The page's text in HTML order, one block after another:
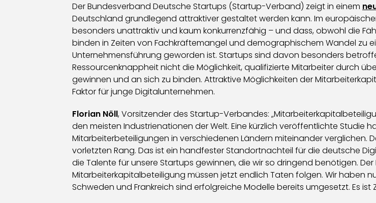
Der Bundesverband Deutsche Startups (Startup-Verband) zeigt in einem
Deutschland grundlegend attraktiver gestaltet werden kann. Im
besonders unattraktiv und kaum konkurrenzfähig – und dass, obwohl die
binden in Zeiten von Fachkräftemangel und demographischem Wandel zu
Unternehmensführung geworden ist. Startups sind davon besonders
Ressourcenknappheit nicht die Möglichkeit, qualifizierte Mitarbeiter durch
gewinnen und an sich zu binden. Attraktive Möglichkeiten der
Faktor für junge Digitalunternehmen.
Florian Nöll, Vorsitzender des Startup-Verbandes:
den meisten Industrienationen der Welt. Eine kürzlich veröffentlichte Studie
Mitarbeiterbeteiligungen in verschiedenen Ländern miteinander verglichen.
vorletzten Rang. Das ist ein handfester Standortnachteil für die deutsche
die Talente für unsere Startups gewinnen, die wir so dringend benötigen.
Mitarbeiterkapitalbeteiligung müssen jetzt endlich Taten folgen. Wir haben
Schweden und Frankreich sind erfolgreiche Modelle bereits umgesetzt. Es ist